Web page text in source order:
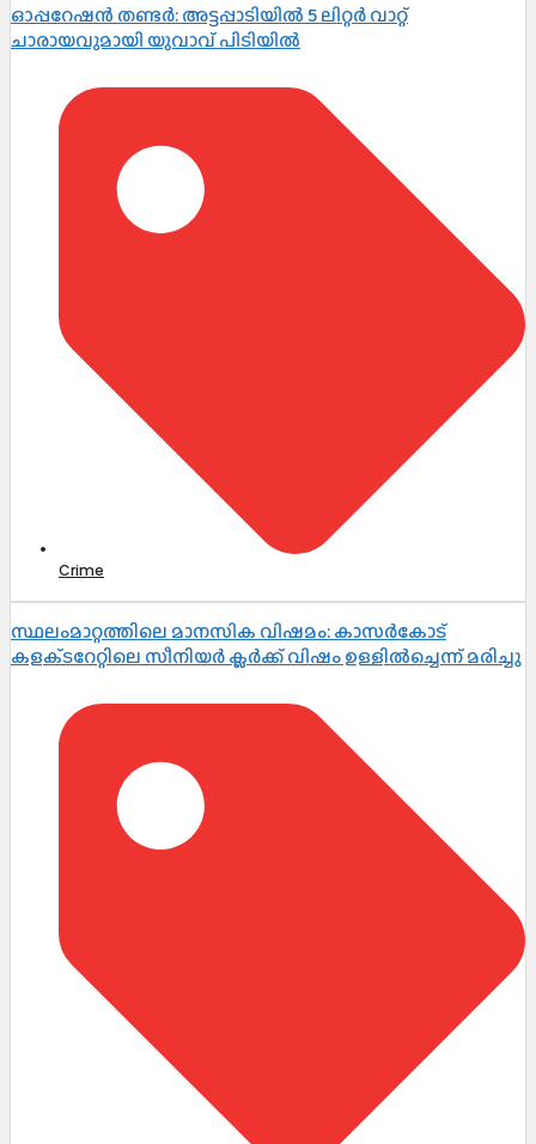
ഓപ്പറേഷൻ തണ്ടർ: അട്ടപ്പാടിയിൽ 5 ലിറ്റർ വാറ്റ്
ചാരായവുമായി യുവാവ് പിടിയിൽ
Crime
സ്ഥലംമാറ്റത്തിലെ മാനസിക വിഷമം: കാസർകോട്
കളക്‌ടറേറ്റിലെ സീനിയർ ക്ലർക്ക് വിഷം ഉള്ളിൽച്ചെന്ന് മരിച്ചു